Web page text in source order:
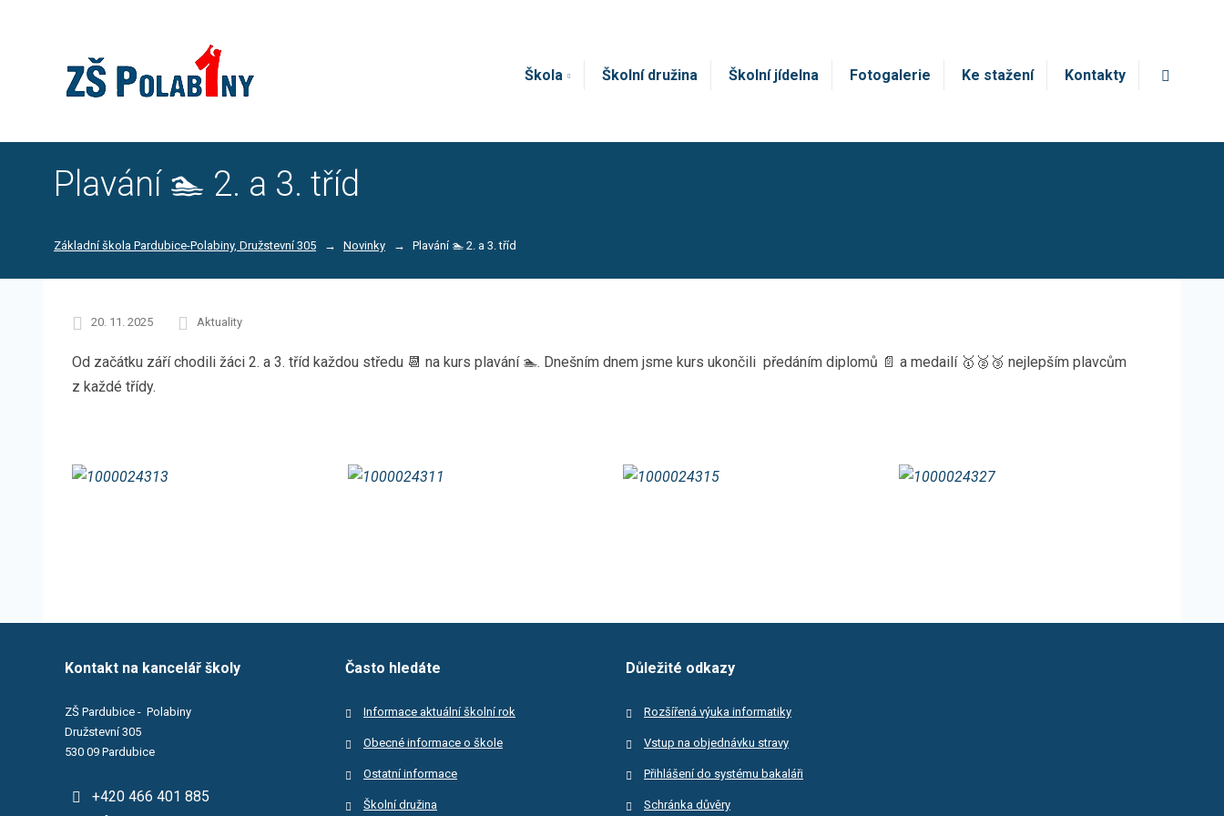
Škola Školní družina Školní jídelna Fotogalerie Ke stažení Kontakty
Plavání 🏊 2. a 3. tříd
Základní škola Pardubice-Polabiny, Družstevní 305 Novinky Plavání 🏊 2. a 3. tříd
20. 11. 2025 Aktuality
Od začátku září chodili žáci 2. a 3. tříd každou středu 📆 na kurs plavání 🏊. Dnešním dnem jsme kurs ukončili předáním diplomů 📄 a medailí 🥇🥈🥉 nejlepším plavcům
z každé třídy.
Kontakt na kancelář školy
ZŠ Pardubice - Polabiny
Družstevní 305
530 09 Pardubice
+420 466 401 885
Často hledáte
Informace aktuální školní rok
Obecné informace o škole
Ostatní informace
Školní družina
Důležité odkazy
Rozšířená výuka informatiky
Vstup na objednávku stravy
Přihlášení do systému bakaláři
Schránka důvěry